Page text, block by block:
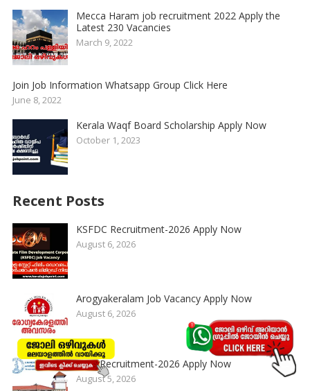
Mecca Haram job recruitment 2022 Apply the
Latest 230 Vacancies
March 9, 2022
Join Job Information Whatsapp Group Click Here
June 8, 2022
Kerala Waqf Board Scholarship Apply Now
October 1, 2023
Recent Posts
KSFDC Recruitment-2026 Apply Now
August 6, 2026
Arogyakeralam Job Vacancy Apply Now
August 6, 2026
UOC Recruitment-2026 Apply Now
August 5, 2026